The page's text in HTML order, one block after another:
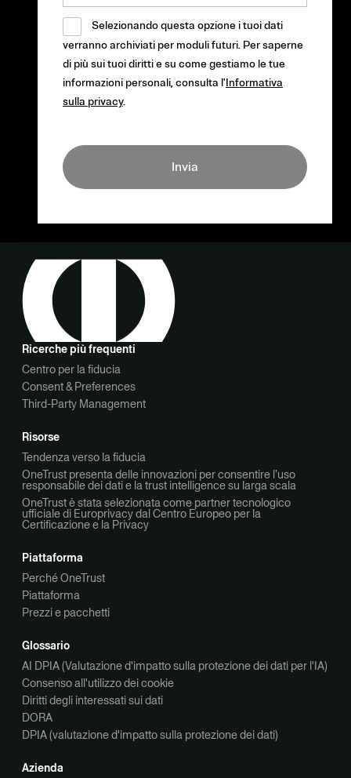
Selezionando questa opzione i tuoi dati
verranno archiviati per moduli futuri. Per saperne
di più sui tuoi diritti e su come gestiamo le tue
informazioni personali, consulta l'Informativa
sulla privacy.
Invia
Ricerche più frequenti
Centro per la fiducia
Consent & Preferences
Third-Party Management
Risorse
Tendenza verso la fiducia
OneTrust presenta delle innovazioni per consentire l’uso
responsabile dei dati e la trust intelligence su larga scala
OneTrust è stata selezionata come partner tecnologico
ufficiale di Europrivacy dal Centro Europeo per la
Certificazione e la Privacy
Piattaforma
Perché OneTrust
Piattaforma
Prezzi e pacchetti
Glossario
AI DPIA (Valutazione d'impatto sulla protezione dei dati per l'IA)
Consenso all'utilizzo dei cookie
Diritti degli interessati sui dati
DORA
DPIA (valutazione d'impatto sulla protezione dei dati)
Azienda